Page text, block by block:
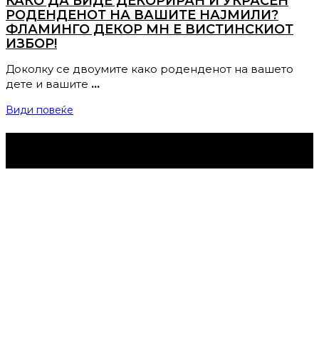
РОДЕНДЕНОТ НА ВАШИТЕ НАЈМИЛИ?
ФЛАМИНГО ДЕКОР МН Е ВИСТИНСКИОТ
ИЗБОР!
Доколку се двоумите како роденденот на вашето
дете и вашите …
Види повеќе